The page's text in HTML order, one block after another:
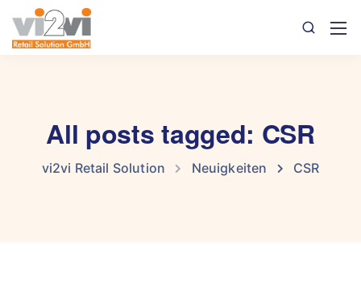
All posts tagged: CSR
vi2vi Retail Solution Neuigkeiten CSR